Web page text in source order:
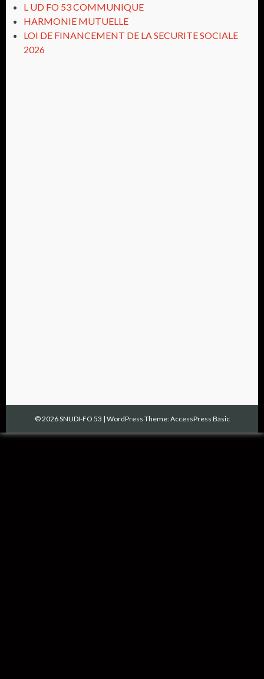
L UD FO 53 COMMUNIQUE
HARMONIE MUTUELLE
LOI DE FINANCEMENT DE LA SECURITE SOCIALE
2026
© 2026 SNUDI-FO 53 | WordPress Theme:AccessPress Basic